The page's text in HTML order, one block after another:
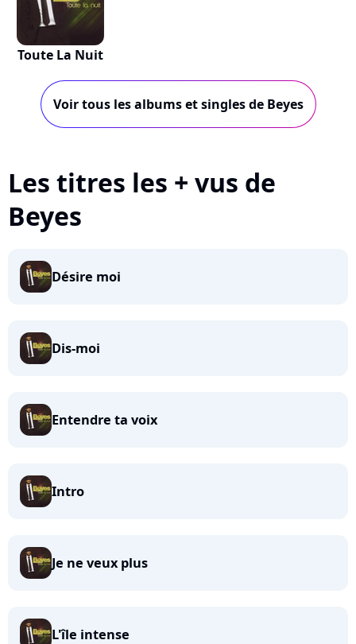
Toute La Nuit
Voir tous les albums et singles de Beyes
Les titres les + vus de
Beyes
Désire moi
Dis-moi
Entendre ta voix
Intro
Je ne veux plus
L'île intense